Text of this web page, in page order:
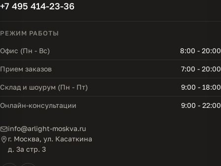
+7 495 414-23-36
РЕЖИМ РАБОТЫ
Офис (Пн - Вс) 8:00 - 20:00
Прием заказов 7:00 - 20:00
Склад и шоурум (Пн - Пт) 9:00 - 18:00
Онлайн-консультации 9:00 - 22:00
info@arlight-moskva.ru
г. Москва, ул. Касаткина
д. 3а стр. 3